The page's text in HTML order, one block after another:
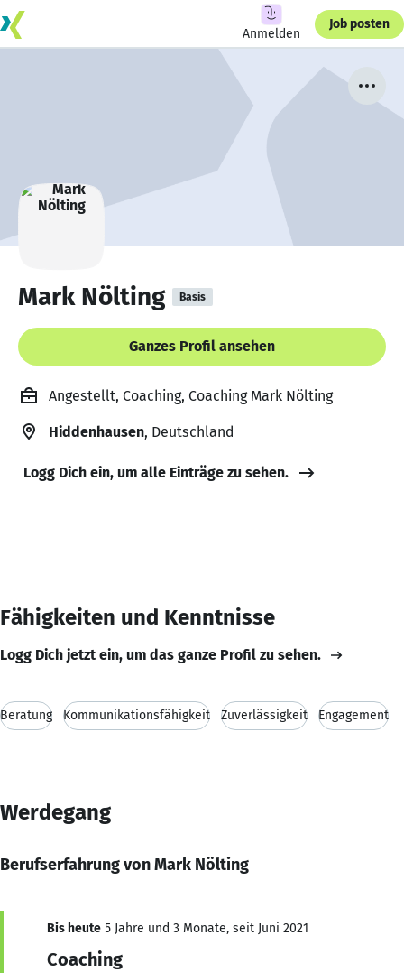
Anmelden
Job posten
Mark Nölting Basis
Ganzes Profil ansehen
Angestellt, Coaching, Coaching Mark Nölting
Hiddenhausen, Deutschland
Logg Dich ein, um alle Einträge zu sehen.
Fähigkeiten und Kenntnisse
Logg Dich jetzt ein, um das ganze Profil zu sehen.
Beratung Kommunikationsfähigkeit Zuverlässigkeit Engagement
Werdegang
Berufserfahrung von Mark Nölting
Bis heute 5 Jahre und 3 Monate, seit Juni 2021
Coaching